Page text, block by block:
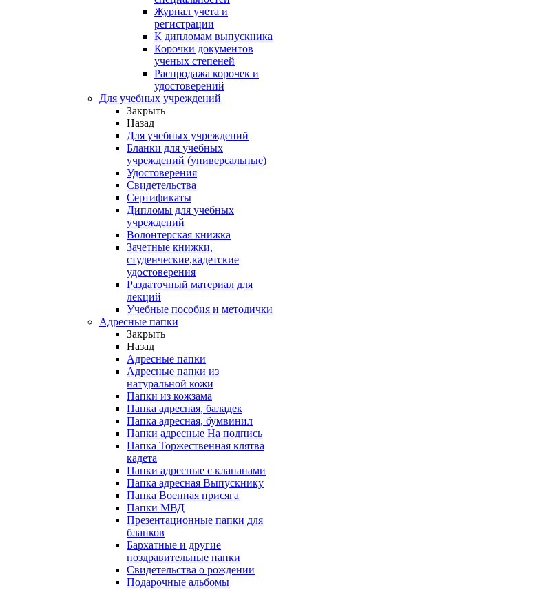
Журнал учета и
регистрации
К дипломам выпускника
Корочки документов
ученых степеней
Распродажа корочек и
удостоверений
Для учебных учреждений
Закрыть
Назад
Для учебных учреждений
Бланки для учебных
учреждений (универсальные)
Удостоверения
Свидетельства
Сертификаты
Дипломы для учебных
учреждений
Волонтерская книжка
Зачетные книжки,
студенческие,кадетские
удостоверения
Раздаточный материал для
лекций
Учебные пособия и методички
Адресные папки
Закрыть
Назад
Адресные папки
Адресные папки из
натуральной кожи
Папки из кожзама
Папка адресная, баладек
Папка адресная, бумвинил
Папки адресные На подпись
Папка Торжественная клятва
кадета
Папки адресные с клапанами
Папка адресная Выпускнику
Папка Военная присяга
Папки МВД
Презентационные папки для
бланков
Бархатные и другие
поздравительные папки
Свидетельства о рождении
Подарочные альбомы